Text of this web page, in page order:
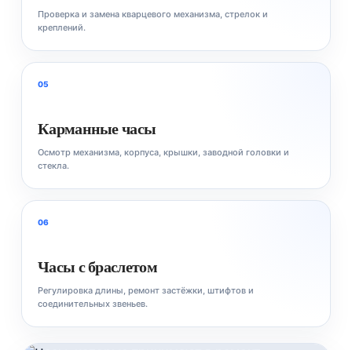
Проверка и замена кварцевого механизма, стрелок и
креплений.
05
Карманные часы
Осмотр механизма, корпуса, крышки, заводной головки и
стекла.
06
Часы с браслетом
Регулировка длины, ремонт застёжки, штифтов и
соединительных звеньев.